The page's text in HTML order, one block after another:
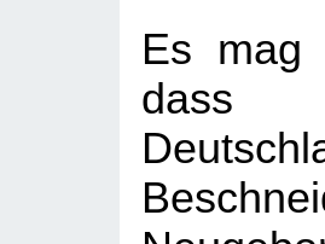
Es mag
dass